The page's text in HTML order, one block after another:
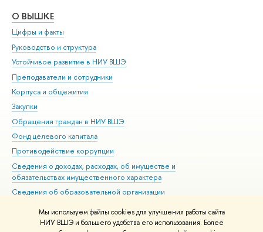
Мы используем файлы cookies для улучшения работы сайта
НИУ ВШЭ и большего удобства его использования. Более
О ВЫШКЕ
Цифры и факты
Руководство и структура
Устойчивое развитие в НИУ ВШЭ
Преподаватели и сотрудники
Корпуса и общежития
Закупки
Обращения граждан в НИУ ВШЭ
Фонд целевого капитала
Противодействие коррупции
Сведения о доходах, расходах, об имуществе и
обязательствах имущественного характера
Сведения об образовательной организации
Людям с ограниченными возможностями здоровья
Единая платежная страница